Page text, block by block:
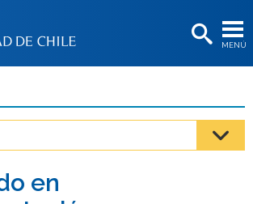
MENÚ
BIBLIOTECAS
Estudiantes
Académicas/os
en